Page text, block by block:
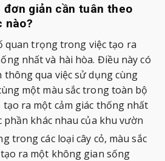
đơn giản cần tuân theo
nào?
quan trọng trong việc tạo ra
nhất và hài hòa. Điều này có
qua việc sử dụng cùng
một màu sắc trong toàn bộ
ra một cảm giác thống nhất
phần khác nhau của khu vườn
trong các loại cây cỏ, màu sắc
ra một không gian sống